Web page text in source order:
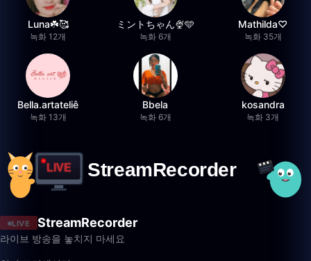
Luna☘️🥰
녹화 12개
ミントちゃん🍨🩵
녹화 6개
Mathilda♡︎
녹화 35개
Bella.artateliê
녹화 13개
Bbela
녹화 6개
kosandra
녹화 3개
LIVE StreamRecorder
라이브 방송을 놓치지 마세요